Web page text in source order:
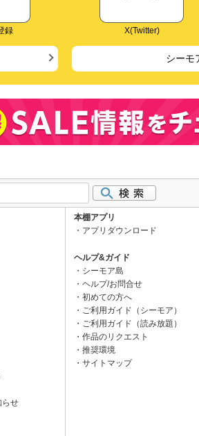
録 X(Twitter)
シーモ
らせ
本棚アプリ
アプリダウンロード
ヘルプ&ガイド
シーモア島
ヘルプ/お問合せ
初めての方へ
ご利用ガイド（シーモア）
ご利用ガイド（読み放題）
作品のリクエスト
推奨環境
サイトマップ